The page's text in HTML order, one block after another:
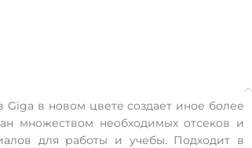
Giga в новом цвете создает иное более
множеством необходимых отсеков и
для работы и учебы. Подходит в